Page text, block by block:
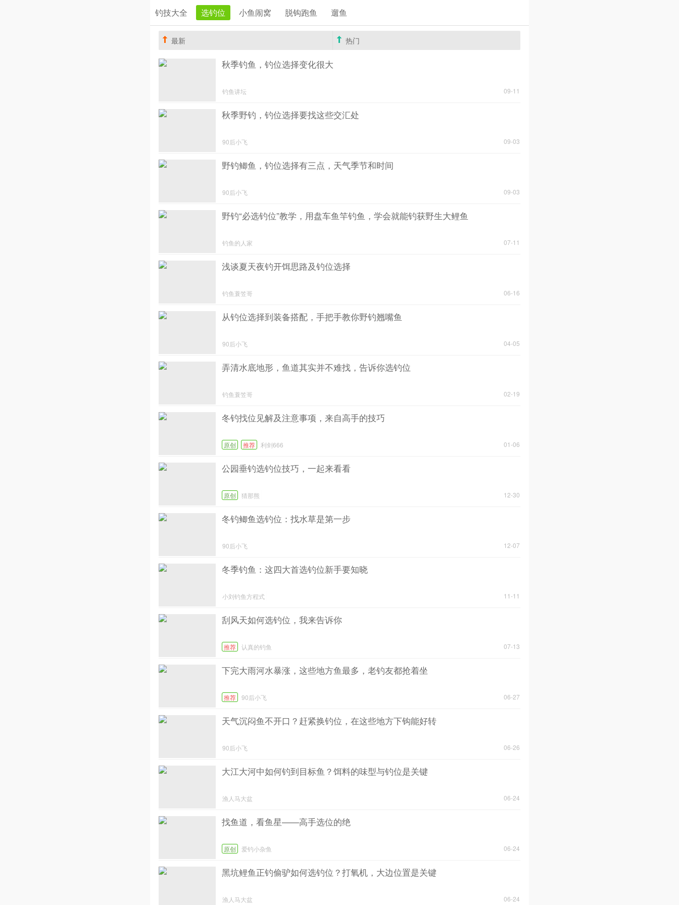
钓技大全 选钓位 小鱼闹窝 脱钩跑鱼 遛鱼
最新 热门
秋季钓鱼，钓位选择变化很大
钓鱼讲坛 09-11
秋季野钓，钓位选择要找这些交汇处
90后小飞 09-03
野钓鲫鱼，钓位选择有三点，天气季节和时间
90后小飞 09-03
野钓“必选钓位”教学，用盘车鱼竿钓鱼，学会就能钓获野生大鲤鱼
钓鱼的人家 07-11
浅谈夏天夜钓开饵思路及钓位选择
钓鱼蓑笠哥 06-16
从钓位选择到装备搭配，手把手教你野钓翘嘴鱼
90后小飞 04-05
弄清水底地形，鱼道其实并不难找，告诉你选钓位
钓鱼蓑笠哥 02-19
冬钓找位见解及注意事项，来自高手的技巧
原创 推荐 利剑666 01-06
公园垂钓选钓位技巧，一起来看看
原创 猜那熊 12-30
冬钓鲫鱼选钓位：找水草是第一步
90后小飞 12-07
冬季钓鱼：这四大首选钓位新手要知晓
小刘钓鱼方程式 11-11
刮风天如何选钓位，我来告诉你
推荐 认真的钓鱼 07-13
下完大雨河水暴涨，这些地方鱼最多，老钓友都抢着坐
推荐 90后小飞 06-27
天气沉闷鱼不开口？赶紧换钓位，在这些地方下钩能好转
90后小飞 06-26
大江大河中如何钓到目标鱼？饵料的味型与钓位是关键
渔人马大盆 06-24
找鱼道，看鱼星——高手选位的绝
原创 爱钓小杂鱼 06-24
黑坑鲤鱼正钓偷驴如何选钓位？打氧机，大边位置是关键
渔人马大盆 06-24